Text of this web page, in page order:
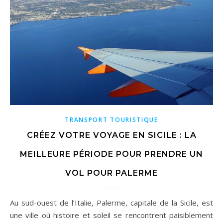
TRANSPORT TOURISTIQUE
CRÉEZ VOTRE VOYAGE EN SICILE : LA
MEILLEURE PÉRIODE POUR PRENDRE UN
VOL POUR PALERME
Au sud-ouest de l’Italie, Palerme, capitale de la Sicile, est
une ville où histoire et soleil se rencontrent paisiblement